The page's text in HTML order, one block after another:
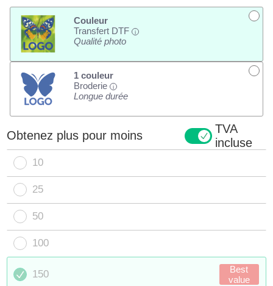
Couleur
Transfert DTF
i
Qualité photo
1 couleur
Broderie
i
Longue durée
Obtenez plus pour moins
TVA
incluse
10
25
50
100
150
Best
value